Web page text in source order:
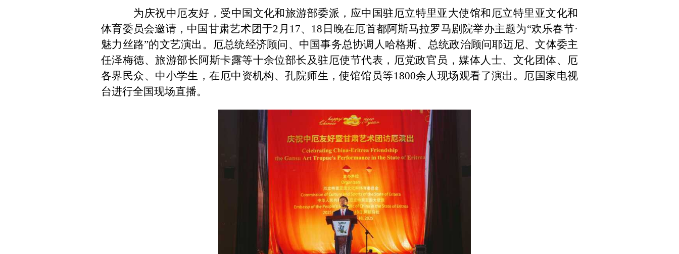
为庆祝中厄友好，受中国文化和旅游部委派，应中国驻厄立特里亚大使馆和厄立特里亚文化和
体育委员会邀请，中国甘肃艺术团于2月17、18日晚在厄首都阿斯马拉罗马剧院举办主题为“欢乐春节·
魅力丝路”的文艺演出。厄总统经济顾问、中国事务总协调人哈格斯、总统政治顾问耶迈尼、文体委主
任泽梅德、旅游部长阿斯卡露等十余位部长及驻厄使节代表，厄党政官员，媒体人士、文化团体、厄
各界民众、中小学生，在厄中资机构、孔院师生，使馆馆员等1800余人现场观看了演出。厄国家电视
台进行全国现场直播。